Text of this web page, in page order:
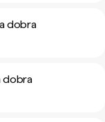
dobra
dobra